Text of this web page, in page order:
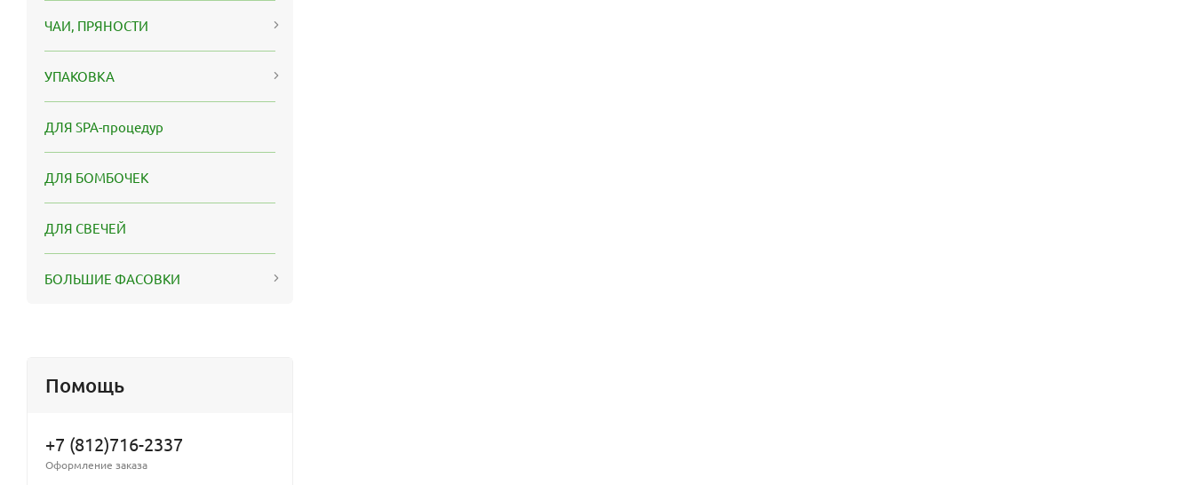
ЧАИ, ПРЯНОСТИ
УПАКОВКА
ДЛЯ SPA-процедур
ДЛЯ БОМБОЧЕК
ДЛЯ СВЕЧЕЙ
БОЛЬШИЕ ФАСОВКИ
Помощь
+7 (812)716-2337
Оформление заказа